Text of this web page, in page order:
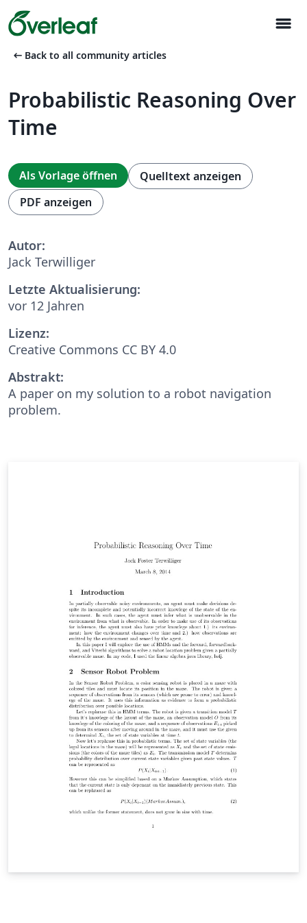
menu
arrow_left_alt Back to all community articles
Probabilistic Reasoning Over
Time
Als Vorlage öffnen
Quelltext anzeigen
PDF anzeigen
Autor:
Jack Terwilliger
Letzte Aktualisierung:
vor 12 Jahren
Lizenz:
Creative Commons CC BY 4.0
Abstrakt:
A paper on my solution to a robot navigation
problem.